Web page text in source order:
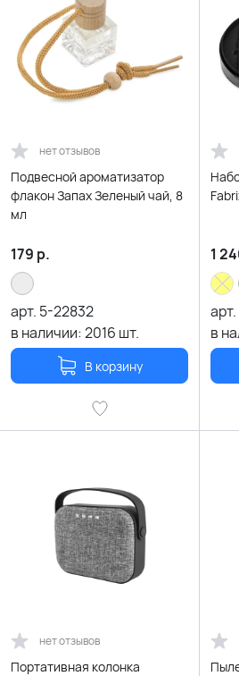
нет отзывов
Подвесной ароматизатор
флакон Запах Зеленый чай, 8
мл
179 р.
арт. 5-22832
в наличии:2016 шт.
В корзину
1
арт.
в
нет отзывов
Портативная колонка